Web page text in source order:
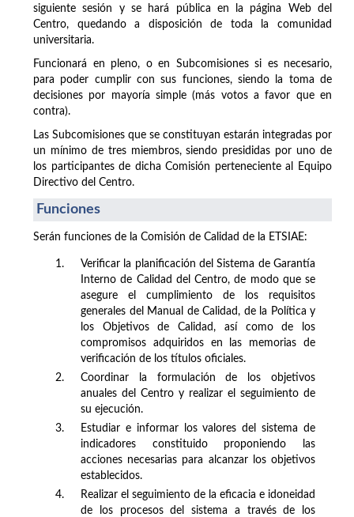
siguiente sesión y se hará pública en la página Web del
Centro, quedando a disposición de toda la comunidad
universitaria.
Funcionará en pleno, o en Subcomisiones si es necesario,
para poder cumplir con sus funciones, siendo la toma de
decisiones por mayoría simple (más votos a favor que en
contra).
Las Subcomisiones que se constituyan estarán integradas por
un mínimo de tres miembros, siendo presididas por uno de
los participantes de dicha Comisión perteneciente al Equipo
Directivo del Centro.
Funciones
Serán funciones de la Comisión de Calidad de la ETSIAE:
1.
Verificar la planificación del Sistema de Garantía
Interno de Calidad del Centro, de modo que se
asegure el cumplimiento de los requisitos
generales del Manual de Calidad, de la Política y
los Objetivos de Calidad, así como de los
compromisos adquiridos en las memorias de
verificación de los títulos oficiales.
2.
Coordinar la formulación de los objetivos
anuales del Centro y realizar el seguimiento de
su ejecución.
3.
Estudiar e informar los valores del sistema de
indicadores constituido proponiendo las
acciones necesarias para alcanzar los objetivos
establecidos.
4.
Realizar el seguimiento de la eficacia e idoneidad
de los procesos del sistema a través de los